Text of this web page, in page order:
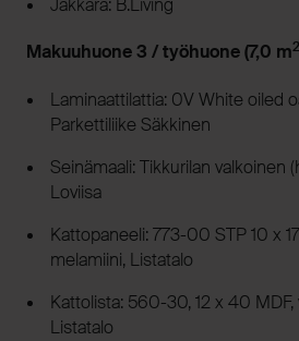
Makuuhuone 3 / työhuone (7,0 m2
Laminaattilattia: 0V White oiled
Parkettiliike Säkkinen
Seinämaali: Tikkurilan valkoinen
Loviisa
Kattopaneeli: 773-00 STP 10 x
melamiini, Listatalo
Kattolista: 560-30, 12 x 40 MDF,
Listatalo